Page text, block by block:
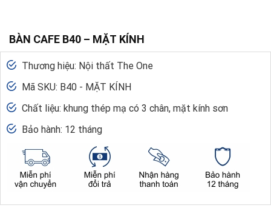
BÀN CAFE B40 – MẶT KÍNH
Thương hiệu: Nội thất The One
Mã SKU: B40 - MẶT KÍNH
Chất liệu: khung thép mạ có 3 chân, mặt kính sơn
Bảo hành: 12 tháng